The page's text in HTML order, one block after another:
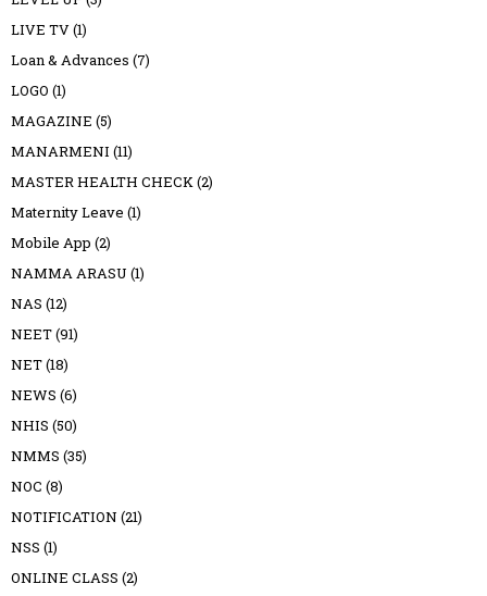
LIVE TV(1)
Loan & Advances (7)
LOGO (1)
MAGAZINE (5)
MANARMENI (11)
MASTER HEALTH CHECK (2)
Maternity Leave (1)
Mobile App (2)
NAMMA ARASU (1)
NAS (12)
NEET(91)
NET(18)
NEWS (6)
NHIS (50)
NMMS (35)
NOC (8)
NOTIFICATION (21)
NSS (1)
ONLINE CLASS (2)